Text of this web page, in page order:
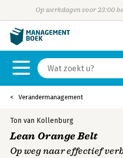
Op werkdagen voor 23:00
Verandermanagement
Ton van Kollenburg
Lean Orange Belt
Op weg naar effectief